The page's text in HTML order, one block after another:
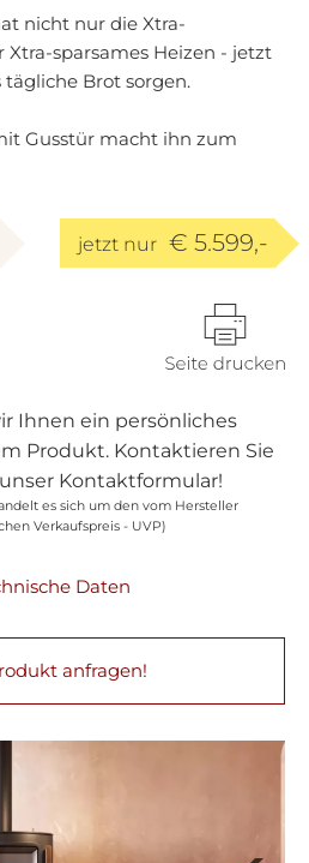
nicht nur die Xtra-
sparsames Heizen - jetzt
Brot sorgen.
Gusstür macht ihn zum
jetzt nur € 5.599,-
Ihnen ein persönliches
Produkt. Kontaktieren Sie
Kontaktformular!
es sich um den vom Hersteller
Verkaufspreis - UVP)
Daten
anfragen!